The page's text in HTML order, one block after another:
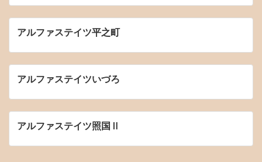
アルファステイツ平之町
アルファステイツいづろ
アルファステイツ照国Ⅱ